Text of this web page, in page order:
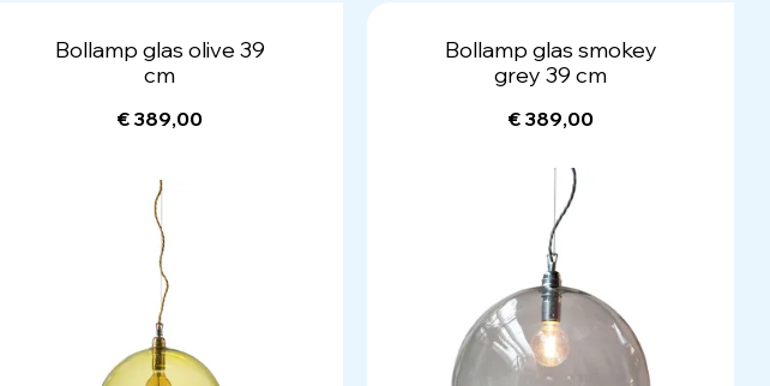
Bollamp glas olive 39
cm
€ 389,00
Bollamp glas smokey
grey 39 cm
€ 389,00